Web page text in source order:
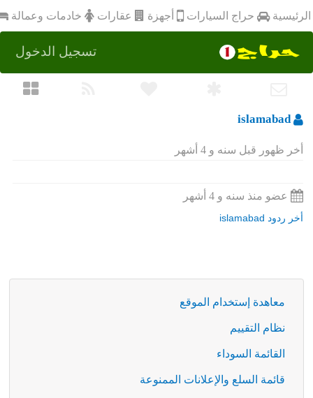
الرئيسية حراج السيارات أجهزة عقارات خادمات وعمالة
تسجيل الدخول
islamabad
أخر ظهور قبل سنه و 4 أشهر
عضو منذ سنه و 4 أشهر
أخر ردود islamabad
معاهدة إستخدام الموقع
نظام التقييم
القائمة السوداء
قائمة السلع والإعلانات الممنوعة